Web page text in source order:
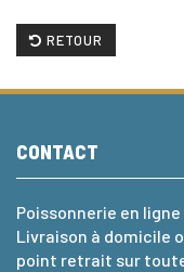
RETOUR
CONTACT
Poissonnerie en ligne
Livraison à domicile
point retrait sur